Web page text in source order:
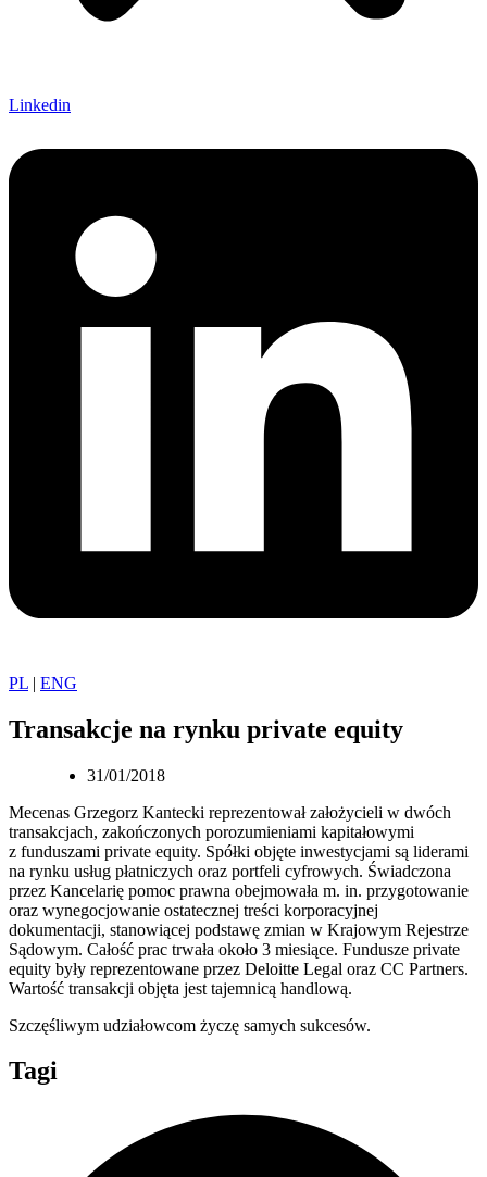
Linkedin
PL | ENG
Transakcje na rynku private equity
31/01/2018
Mecenas Grzegorz Kantecki reprezentował założycieli w dwóch
transakcjach, zakończonych porozumieniami kapitałowymi
z funduszami private equity. Spółki objęte inwestycjami są liderami
na rynku usług płatniczych oraz portfeli cyfrowych. Świadczona
przez Kancelarię pomoc prawna obejmowała m. in. przygotowanie
oraz wynegocjowanie ostatecznej treści korporacyjnej
dokumentacji, stanowiącej podstawę zmian w Krajowym Rejestrze
Sądowym. Całość prac trwała około 3 miesiące. Fundusze private
equity były reprezentowane przez Deloitte Legal oraz CC Partners.
Wartość transakcji objęta jest tajemnicą handlową.
Szczęśliwym udziałowcom życzę samych sukcesów.
Tagi